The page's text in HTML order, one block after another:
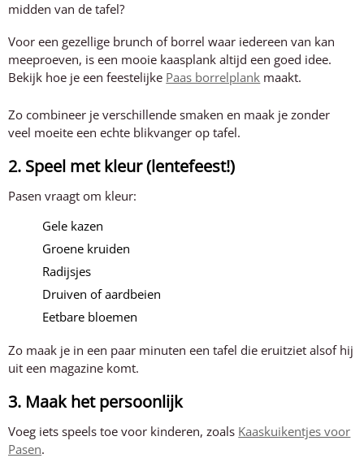
midden van de tafel?
Voor een gezellige brunch of borrel waar iedereen van kan
meeproeven, is een mooie kaasplank altijd een goed idee.
Bekijk hoe je een feestelijke Paas borrelplank maakt.
Zo combineer je verschillende smaken en maak je zonder
veel moeite een echte blikvanger op tafel.
2. Speel met kleur (lentefeest!)
Pasen vraagt om kleur:
Gele kazen
Groene kruiden
Radijsjes
Druiven of aardbeien
Eetbare bloemen
Zo maak je in een paar minuten een tafel die eruitziet alsof hij
uit een magazine komt.
3. Maak het persoonlijk
Voeg iets speels toe voor kinderen, zoals Kaaskuikentjes voor
Pasen.